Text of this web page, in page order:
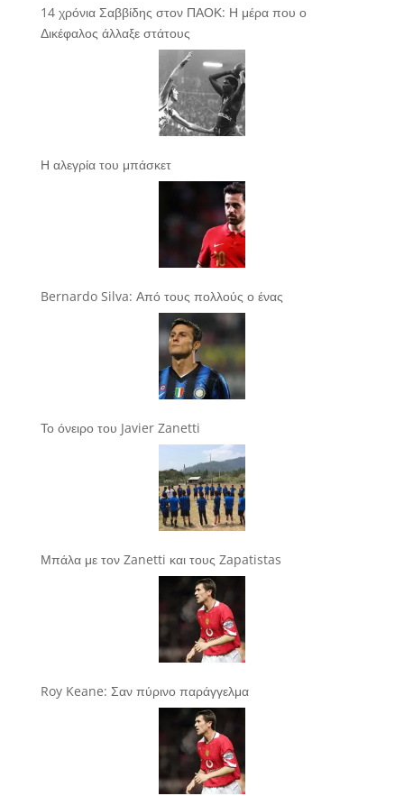
14 χρόνια Σαββίδης στον ΠΑΟΚ: Η μέρα που ο
Δικέφαλος άλλαξε στάτους
Η αλεγρία του μπάσκετ
Bernardo Silva: Από τους πολλούς ο ένας
Το όνειρο του Javier Zanetti
Μπάλα με τον Zanetti και τους Zapatistas
Roy Keane: Σαν πύρινο παράγγελμα